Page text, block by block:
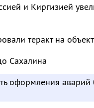
и Киргизией
теракт на
Сахалина
оформления